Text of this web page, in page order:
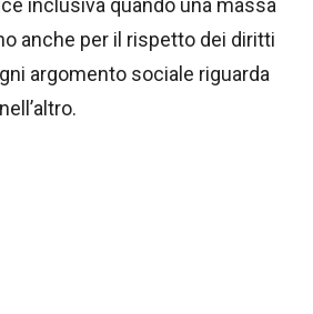
anche per il rispetto dei diritti
argomento sociale riguarda